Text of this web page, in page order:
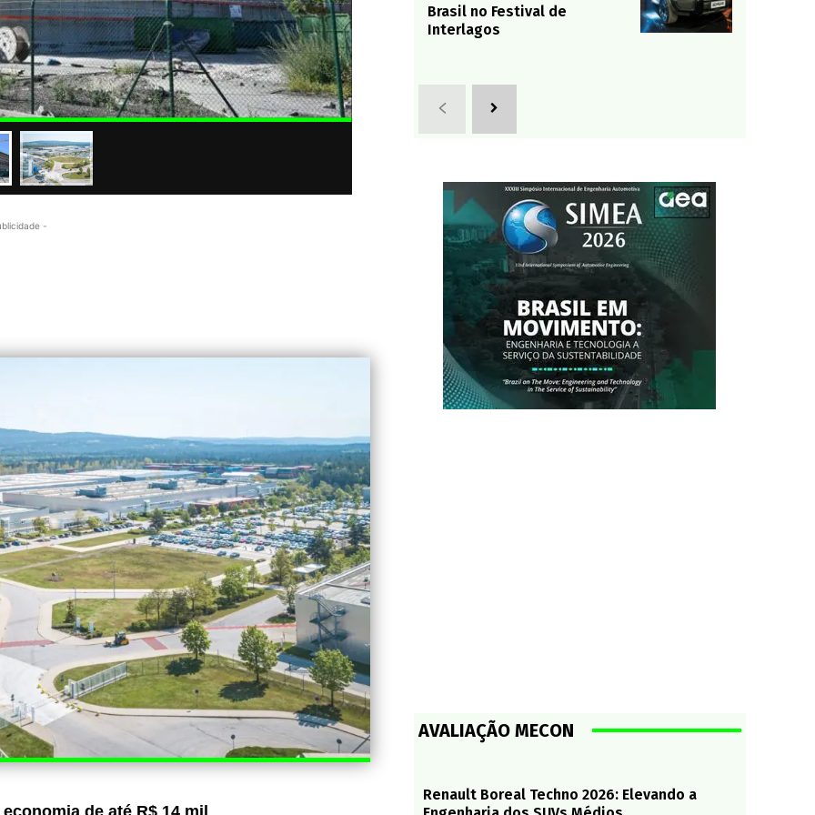
-
de até R$ 14 mil
Brasil no Festival de
Interlagos
AVALIAÇÃO MECON
Renault Boreal Techno 2026: Elevando a